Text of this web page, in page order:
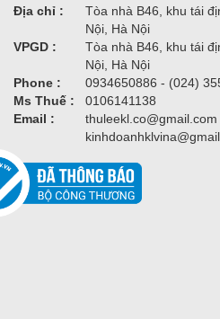
Địa chỉ :
Tòa nhà B46, khu tái
Nội, Hà Nội
VPGD :
Tòa nhà B46, khu tái
Nội, Hà Nội
Phone :
0934650886 - (024)
Ms Thuế :
0106141138
Email :